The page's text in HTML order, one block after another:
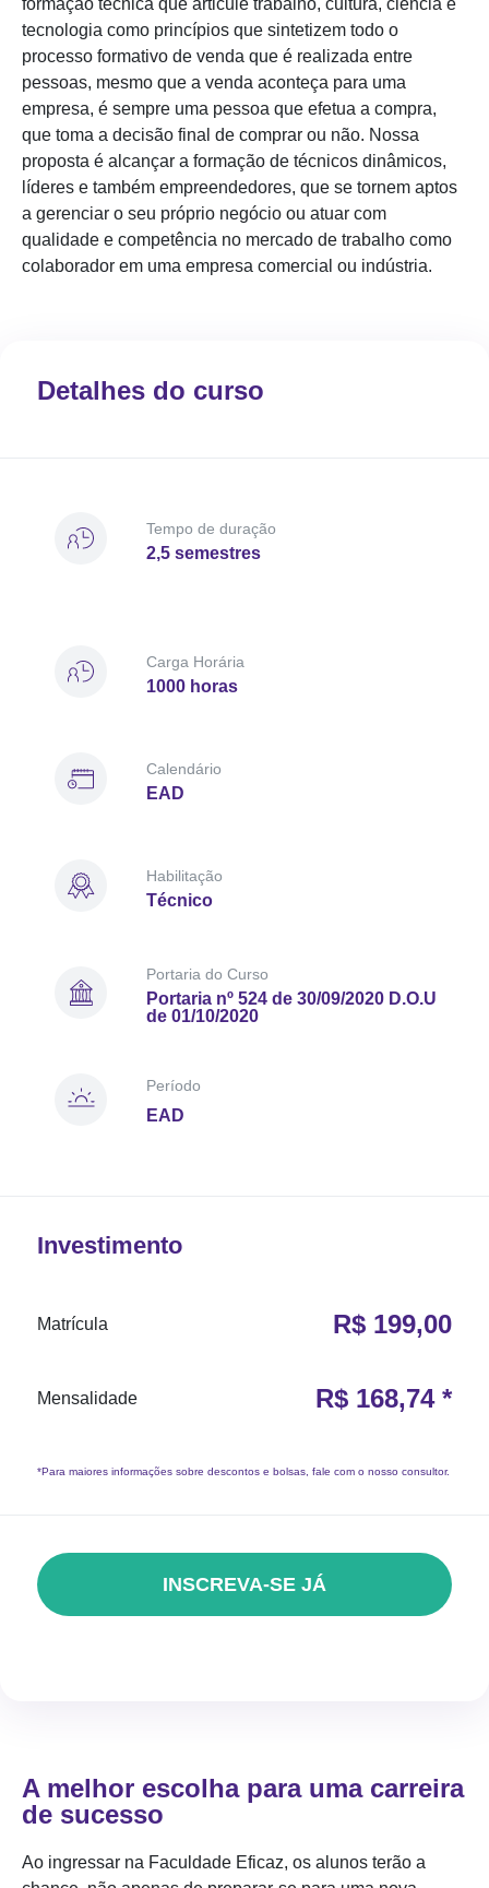
formação técnica que articule trabalho, cultura, ciência e
tecnologia como princípios que sintetizem todo o
processo formativo de venda que é realizada entre
pessoas, mesmo que a venda aconteça para uma
empresa, é sempre uma pessoa que efetua a compra,
que toma a decisão final de comprar ou não. Nossa
proposta é alcançar a formação de técnicos dinâmicos,
líderes e também empreendedores, que se tornem aptos
a gerenciar o seu próprio negócio ou atuar com
qualidade e competência no mercado de trabalho como
colaborador em uma empresa comercial ou indústria.
Detalhes do curso
Tempo de duração
2,5 semestres
Carga Horária
1000 horas
Calendário
EAD
Habilitação
Técnico
Portaria do Curso
Portaria nº 524 de 30/09/2020 D.O.U
de 01/10/2020
Período
EAD
Investimento
Matrícula R$ 199,00
Mensalidade R$ 168,74 *
*Para maiores informações sobre descontos e bolsas, fale com o nosso consultor.
INSCREVA-SE JÁ
A melhor escolha para uma carreira
de sucesso
Ao ingressar na Faculdade Eficaz, os alunos terão a